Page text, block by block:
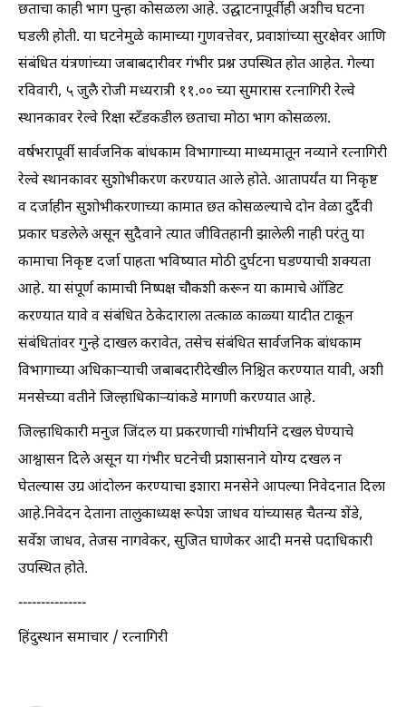
छताचा काही भाग पुन्हा कोसळला आहे. उद्घाटनापूर्वीही अशीच घटना
घडली होती. या घटनेमुळे कामाच्या गुणवत्तेवर, प्रवाशांच्या सुरक्षेवर आणि
संबंधित यंत्रणांच्या जबाबदारीवर गंभीर प्रश्न उपस्थित होत आहेत. गेल्या
रविवारी, ५ जुलै रोजी मध्यरात्री ११.०० च्या सुमारास रत्नागिरी रेल्वे
स्थानकावर रेल्वे रिक्षा स्टँडकडील छताचा मोठा भाग कोसळला.
वर्षभरापूर्वी सार्वजनिक बांधकाम विभागाच्या माध्यमातून नव्याने रत्नागिरी
रेल्वे स्थानकावर सुशोभीकरण करण्यात आले होते. आतापर्यंत या निकृष्ट
व दर्जाहीन सुशोभीकरणाच्या कामात छत कोसळल्याचे दोन वेळा दुर्दैवी
प्रकार घडलेले असून सुदैवाने त्यात जीवितहानी झालेली नाही परंतु या
कामाचा निकृष्ट दर्जा पाहता भविष्यात मोठी दुर्घटना घडण्याची शक्यता
आहे. या संपूर्ण कामाची निष्पक्ष चौकशी करून या कामाचे ऑडिट
करण्यात यावे व संबंधित ठेकेदाराला तत्काळ काळ्या यादीत टाकून
संबंधितांवर गुन्हे दाखल करावेत, तसेच संबंधित सार्वजनिक बांधकाम
विभागाच्या अधिकाऱ्याची जबाबदारीदेखील निश्चित करण्यात यावी, अशी
मनसेच्या वतीने जिल्हाधिकाऱ्यांकडे मागणी करण्यात आहे.
जिल्हाधिकारी मनुज जिंदल या प्रकरणाची गांभीर्याने दखल घेण्याचे
आश्वासन दिले असून या गंभीर घटनेची प्रशासनाने योग्य दखल न
घेतल्यास उग्र आंदोलन करण्याचा इशारा मनसेने आपल्या निवेदनात दिला
आहे.निवेदन देताना तालुकाध्यक्ष रूपेश जाधव यांच्यासह चैतन्य शेंडे,
सर्वेश जाधव, तेजस नागवेकर, सुजित घाणेकर आदी मनसे पदाधिकारी
उपस्थित होते.
---------------
हिंदुस्थान समाचार / रत्नागिरी